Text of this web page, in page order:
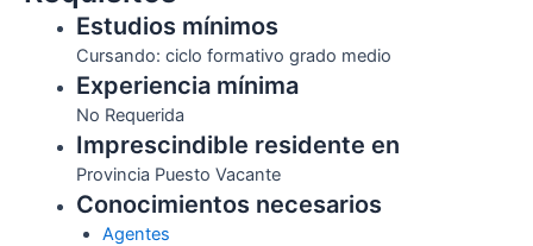
Estudios mínimos
Cursando: ciclo formativo grado medio
Experiencia mínima
No Requerida
Imprescindible residente en
Provincia Puesto Vacante
Conocimientos necesarios
Agentes